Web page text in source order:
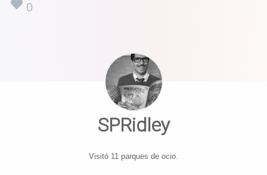
0
SPRidley
Visitó 11 parques de ocio.